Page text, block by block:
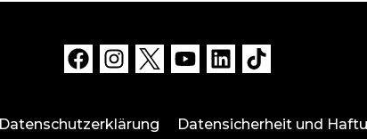
Datenschutzerklärung Datensicherheit und